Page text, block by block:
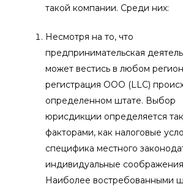
такой компании. Среди них:
Несмотря на то, что
предпринимательская
может вестись в любом
регистрация ООО (LLC)
определенном штате. Выбор
юрисдикции определяется
факторами, как налоговые
специфика местного
индивидуальные
Наиболее востребованными